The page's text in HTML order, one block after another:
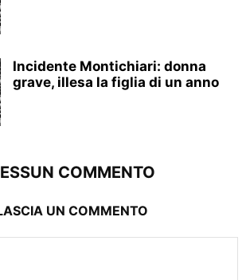
Incidente Montichiari: donna
grave, illesa la figlia di un anno
COMMENTO
UN COMMENTO